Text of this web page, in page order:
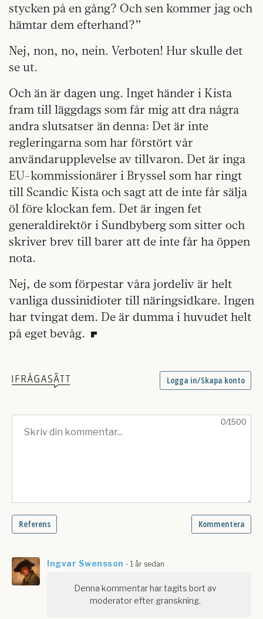
stycken på en gång? Och sen kommer jag och
hämtar dem efterhand?”
Nej, non, no, nein. Verboten! Hur skulle det
se ut.
Och än är dagen ung. Inget händer i Kista
fram till läggdags som får mig att dra några
andra slutsatser än denna: Det är inte
regleringarna som har förstört vår
användarupplevelse av tillvaron. Det är inga
EU-kommissionärer i Bryssel som har ringt
till Scandic Kista och sagt att de inte får sälja
öl före klockan fem. Det är ingen fet
generaldirektör i Sundbyberg som sitter och
skriver brev till barer att de inte får ha öppen
nota.
Nej, de som förpestar våra jordeliv är helt
vanliga dussinidioter till näringsidkare. Ingen
har tvingat dem. De är dumma i huvudet helt
på eget bevåg.